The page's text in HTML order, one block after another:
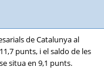
de Catalunya al
punts, i el saldo de les
situa en 9,1 punts.